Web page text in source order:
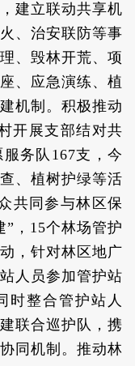
建立联动共享机
、治安联防等事
、毁林开荒、项
、应急演练、植
机制。积极推动
开展支部结对共
务队167支，今
、植树护绿等活
共同参与林区保
，15个林场管护
，针对林区地广
人员参加管护站
时整合管护站人
联合巡护队，携
同机制。推动林